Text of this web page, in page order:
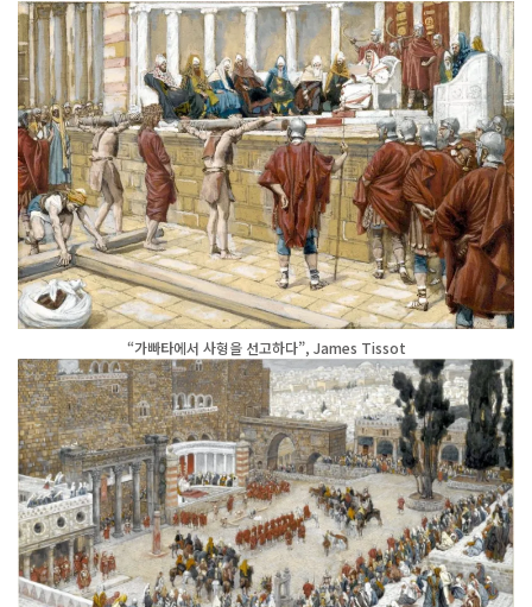
“가빠타에서 사형을 선고하다”, James Tissot